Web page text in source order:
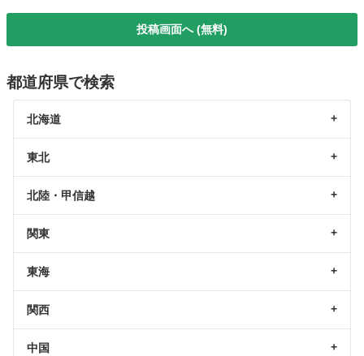
投稿画面へ (無料)
都道府県で検索
北海道
東北
北陸・甲信越
関東
東海
関西
中国